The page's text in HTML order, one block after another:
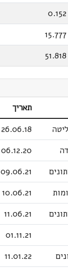
0.152
15.777
51.818
תאריך
26.06.18
06.12.20
09.06.21
10.06.21
11.06.21
01.11.21
11.01.22